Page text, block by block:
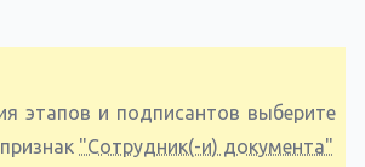
этапов и подписантов выберите
"Сотрудник(-и) документа"